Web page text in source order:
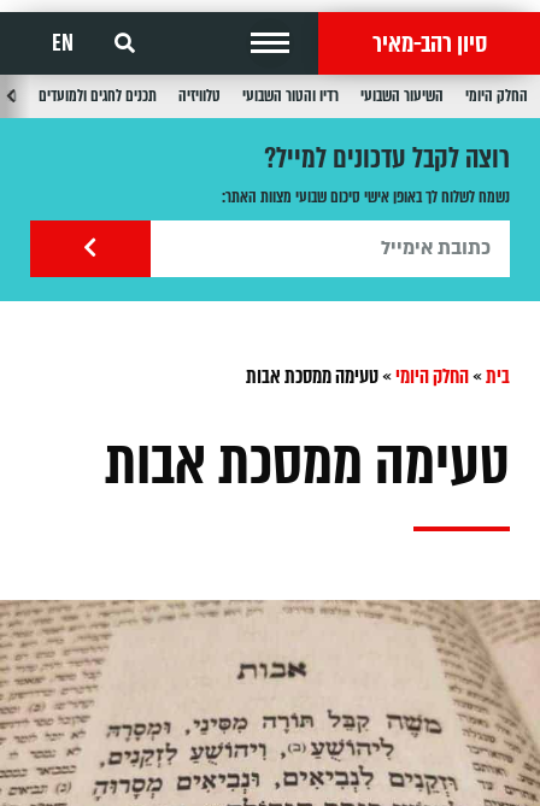
סיון רהב-מאיר EN
החלק היומי השיעור השבועי רדיו והטור השבועי טלוויזיה תכנים לחגים ולמועדים
רוצה לקבל עדכונים למייל?
נשמח לשלוח לך באופן אישי סיכום שבועי מצוות האתר:
בית»החלק היומי»טעימה ממסכת אבות
טעימה ממסכת אבות